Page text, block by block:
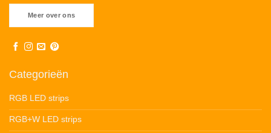
Meer over ons
Categorieën
RGB LED strips
RGB+W LED strips